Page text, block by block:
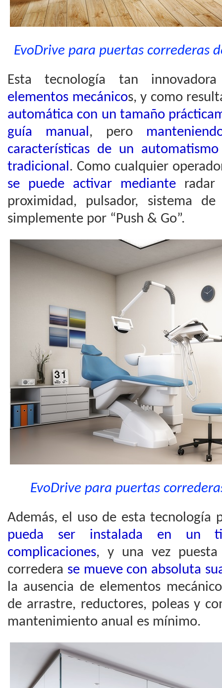
EvoDrive para puertas correderas
Esta tecnología tan
elementos mecánicos, y como
automática con un tamaño
guía manual, pero
características de un
tradicional. Como cualquier
se puede activar mediante radar
proximidad, pulsador, sistema
simplemente por “Push & Go”.
EvoDrive para puertas
Además, el uso de esta tecnología
pueda ser instalada en un
complicaciones, y una vez
corredera se mueve con absoluta
la ausencia de elementos
de arrastre, reductores, poleas y
mantenimiento anual es mínimo.